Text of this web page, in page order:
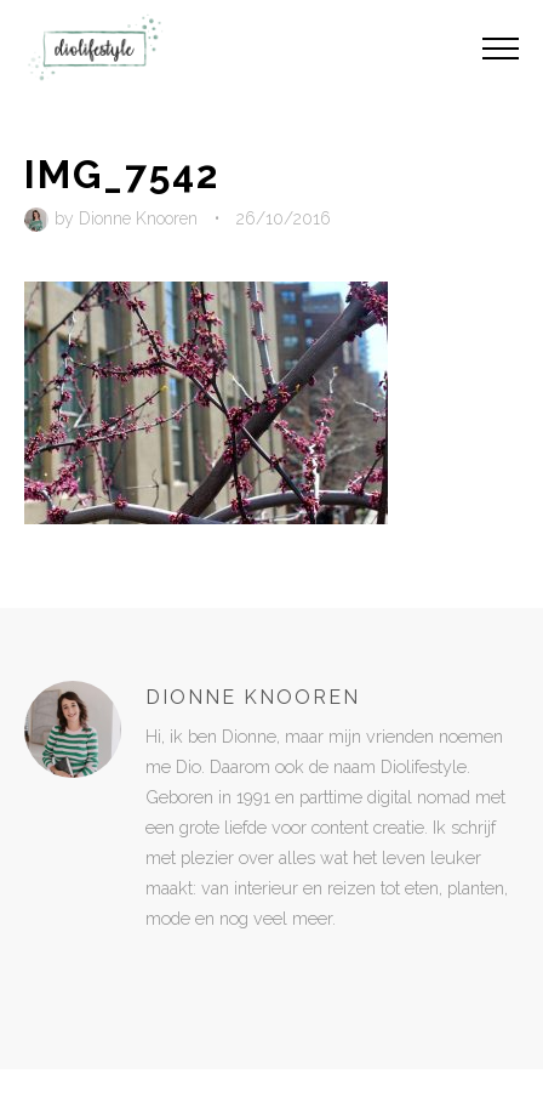
IMG_7542
by Dionne Knooren • 26/10/2016
DIONNE KNOOREN
Hi, ik ben Dionne, maar mijn vrienden noemen
me Dio. Daarom ook de naam Diolifestyle.
Geboren in 1991 en parttime digital nomad met
een grote liefde voor content creatie. Ik schrijf
met plezier over alles wat het leven leuker
maakt: van interieur en reizen tot eten, planten,
mode en nog veel meer.